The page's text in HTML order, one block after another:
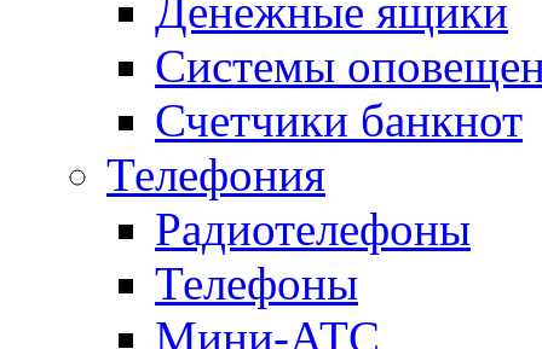
Денежные ящики
Системы
Счетчики банкнот
Телефония
Радиотелефоны
Телефоны
Мини-АТС